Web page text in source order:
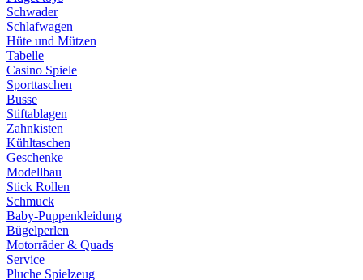
Schwader
Schlafwagen
Hüte und Mützen
Tabelle
Casino Spiele
Sporttaschen
Busse
Stiftablagen
Zahnkisten
Kühltaschen
Geschenke
Modellbau
Stick Rollen
Schmuck
Baby-Puppenkleidung
Bügelperlen
Motorräder & Quads
Service
Pluche Spielzeug